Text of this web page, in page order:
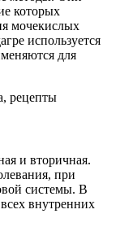
которых
мочекислых
используется
для
и вторичная.
при
системы. В
внутренних